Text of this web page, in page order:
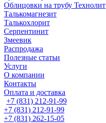
Облицовки на трубу Технолит
Талькомагнезит
Талькохлорит
Серпентинит
Змеевик
Распродажа
Полезные статьи
Услуги
О компании
Контакты
Оплата и доставка
+7 (831) 212-91-99
+7 (831) 212-91-99
+7 (831) 262-15-05